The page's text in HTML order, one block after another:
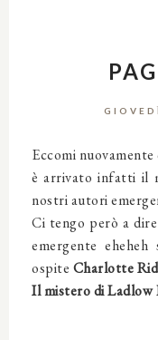
Eccomi
è arrivato infatti il
nostri autori
Ci tengo però a
emergente
ospite Charlotte
Il mistero di Ladlow